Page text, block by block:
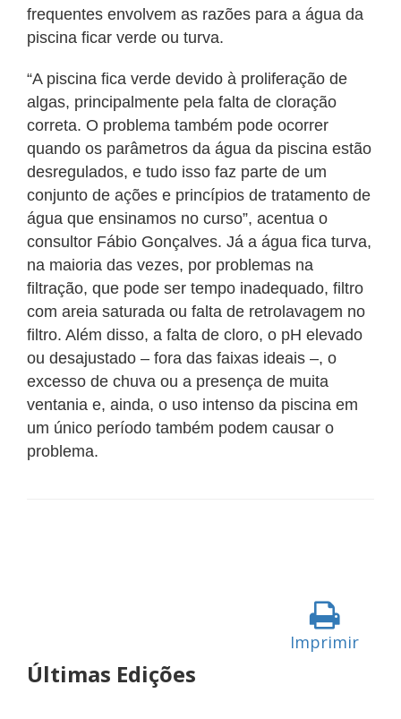
frequentes envolvem as razões para a água da
piscina ficar verde ou turva.
“A piscina fica verde devido à proliferação de
algas, principalmente pela falta de cloração
correta. O problema também pode ocorrer
quando os parâmetros da água da piscina estão
desregulados, e tudo isso faz parte de um
conjunto de ações e princípios de tratamento de
água que ensinamos no curso”, acentua o
consultor Fábio Gonçalves. Já a água fica turva,
na maioria das vezes, por problemas na
filtração, que pode ser tempo inadequado, filtro
com areia saturada ou falta de retrolavagem no
filtro. Além disso, a falta de cloro, o pH elevado
ou desajustado – fora das faixas ideais –, o
excesso de chuva ou a presença de muita
ventania e, ainda, o uso intenso da piscina em
um único período também podem causar o
problema.
Imprimir
Últimas Edições